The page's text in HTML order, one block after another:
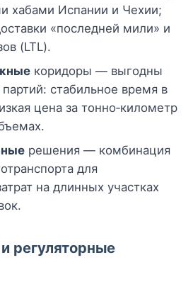
хабами Испании и Чехии;
«последней мили» и
(LTL).
коридоры — выгодны
стабильное время в
цена за тонно‑километр
решения — комбинация
для
на длинных участках
регуляторные